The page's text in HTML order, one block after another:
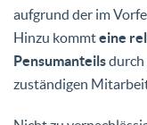
aufgrund der im
Hinzu kommteine
Pensumanteilsdurch
zuständigen